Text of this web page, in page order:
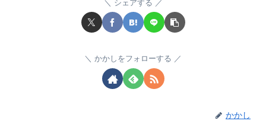
シェアする
かかしをフォローする
かかし